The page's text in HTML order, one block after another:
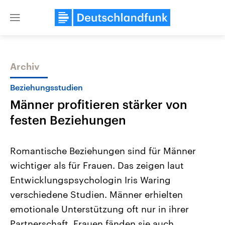
Close
Themen
Landtagswahl Sachsen-Anhalt
2026
Alle Informationen
Sachsen-Anhalt wählt am 6.
September 2026 einen neuen
Landtag. Seit 2021 wird das
Bundesland von einer Koalition aus
USA
Aktuelle Beiträge,
Hintergründe
Wirtschaftlich und
gehören die Vereinigten
den mächtigsten Ländern
mit großem Einfluss auf
Archiv
Beziehungsstudien
Männer profitieren stärker von
festen Beziehungen
Romantische Beziehungen sind für Männer
wichtiger als für Frauen. Das zeigen laut
Entwicklungspsychologin Iris Waring
verschiedene Studien. Männer erhielten
emotionale Unterstützung oft nur in ihrer